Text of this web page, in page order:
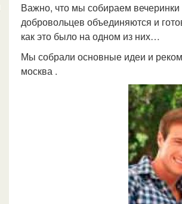
Корпоратив в стиле
Темы для новогоднего
Конкурсы для веселого
Важно, что мы собираем вечеринки
добровольцев объединяются и
как это было на одном из них…
Мы собрали основные идеи и
москва .